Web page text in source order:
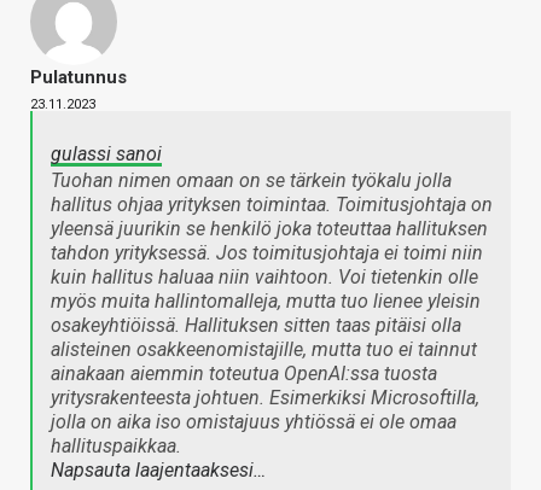
Pulatunnus
23.11.2023
gulassi sanoi
Tuohan nimen omaan on se tärkein työkalu jolla
hallitus ohjaa yrityksen toimintaa. Toimitusjohtaja on
yleensä juurikin se henkilö joka toteuttaa hallituksen
tahdon yrityksessä. Jos toimitusjohtaja ei toimi niin
kuin hallitus haluaa niin vaihtoon. Voi tietenkin olle
myös muita hallintomalleja, mutta tuo lienee yleisin
osakeyhtiöissä. Hallituksen sitten taas pitäisi olla
alisteinen osakkeenomistajille, mutta tuo ei tainnut
ainakaan aiemmin toteutua OpenAI:ssa tuosta
yritysrakenteesta johtuen. Esimerkiksi Microsoftilla,
jolla on aika iso omistajuus yhtiössä ei ole omaa
hallituspaikkaa.
Napsauta laajentaaksesi…